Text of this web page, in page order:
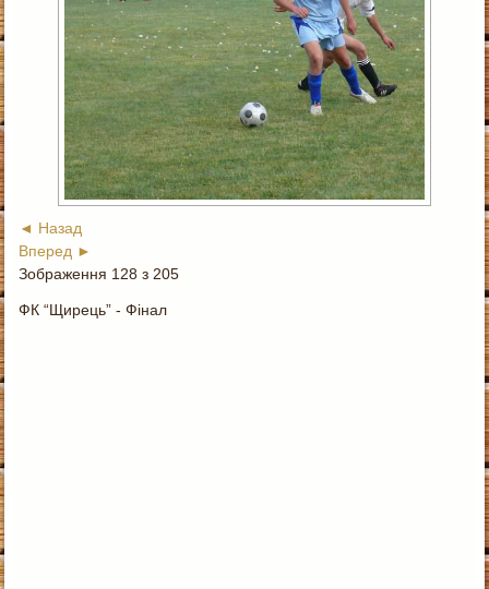
◄ Назад
Вперед ►
Зображення 128 з 205
ФК “Щирець” - Фінал